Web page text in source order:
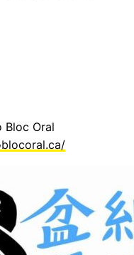
Bloc Oral